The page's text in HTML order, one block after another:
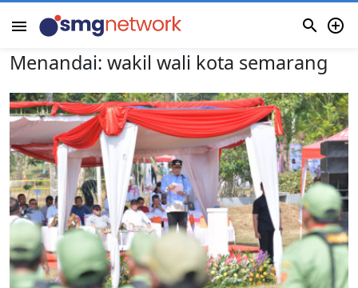
menu  
Menandai: wakil wali kota semarang